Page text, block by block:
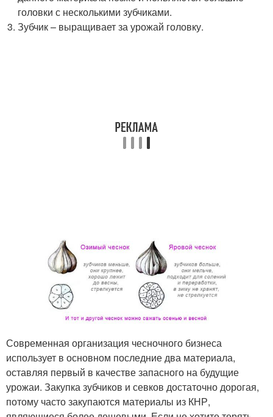
головки с несколькими зубчиками.
Зубчик – выращивает за урожай головку.
Современная организация чесночного бизнеса
использует в основном последние два материала,
оставляя первый в качестве запасного на будущие
урожаи. Закупка зубчиков и севков достаточно дорогая,
потому часто закупаются материалы из КНР,